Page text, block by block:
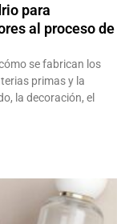
para
al proceso de
se fabrican los
primas y la
la decoración, el